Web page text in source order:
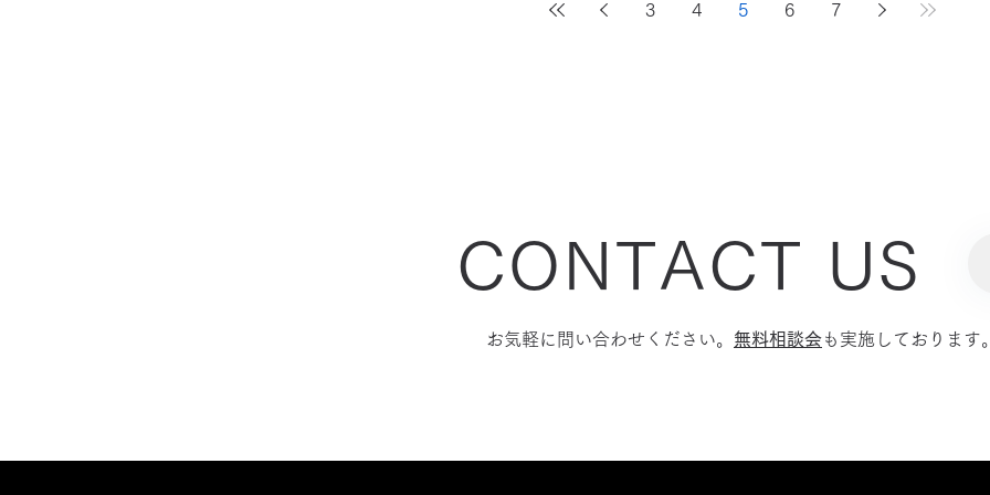
3 4 5 6 7
CONTACT US
お気軽に問い合わせください。 無料相談会も実施しております